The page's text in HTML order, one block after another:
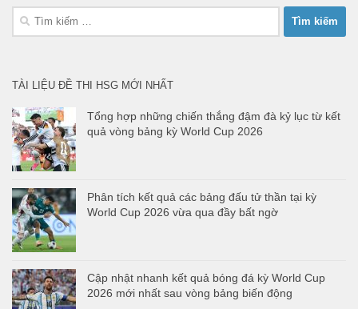
Tìm
TÀI LIỆU ĐỀ THI HSG MỚI NHẤT
Tổng hợp những chiến thắng đậm đà kỷ lục từ kết
quả vòng bảng kỳ World Cup 2026
Phân tích kết quả các bảng đấu tử thần tại kỳ
World Cup 2026 vừa qua đầy bất ngờ
Cập nhật nhanh kết quả bóng đá kỳ World Cup
2026 mới nhất sau vòng bảng biến động